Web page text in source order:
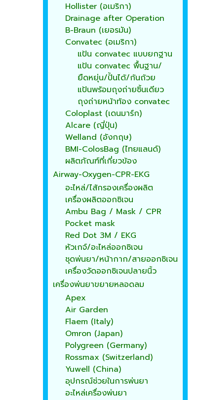
Hollister (อเมริกา)
Drainage after Operation
B-Braun (เยอรมัน)
Convatec (อเมริกา)
แป้น convatec แบบยกฐาน
แป้น convatec พื้นฐาน/
ยืดหยุ่น/ปั้นได้/ก้นถ้วย
แป้นพร้อมถุงถ่ายชิ้นเดียว
ถุงถ่ายหน้าท้อง convatec
Coloplast (เดนมาร์ก)
Alcare (ญี่ปุ่น)
Welland (อังกฤษ)
BMI-ColosBag (ไทยแลนด์)
ผลิตภัณฑ์ที่เกี่ยวข้อง
Airway-Oxygen-CPR-EKG
อะไหล่/ไส้กรองเครื่องผลิต
เครื่องผลิตออกซิเจน
Ambu Bag / Mask / CPR
Pocket mask
Red Dot 3M / EKG
หัวเกจ์/อะไหล่ออกซิเจน
ชุดพ่นยา/หน้ากาก/สายออกซิเจน
เครื่องวัดออกซิเจนปลายนิ้ว
เครื่องพ่นยาขยายหลอดลม
Apex
Air Garden
Flaem (Italy)
Omron (Japan)
Polygreen (Germany)
Rossmax (Switzerland)
Yuwell (China)
อุปกรณ์ช่วยในการพ่นยา
อะไหล่เครื่องพ่นยา